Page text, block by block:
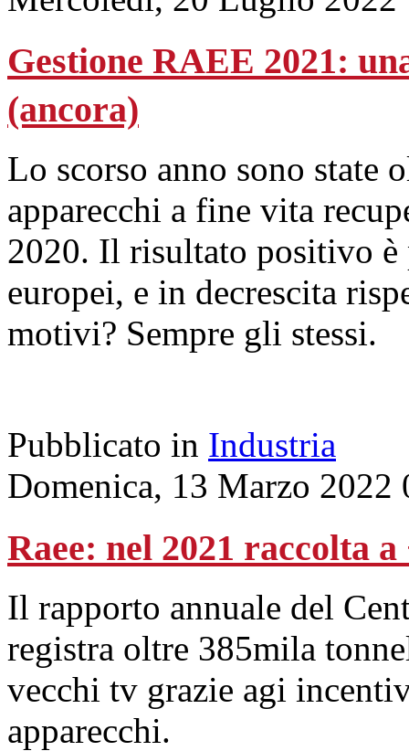
Gestione RAEE 2021:
(ancora)
Lo scorso anno sono state
apparecchi a fine vita
2020. Il risultato positivo
europei, e in decrescita
motivi? Sempre gli stessi.
Pubblicato in Industria
Domenica, 13 Marzo 2022
Raee: nel 2021 raccolta
Il rapporto annuale del
registra oltre 385mila
vecchi tv grazie agi
apparecchi.